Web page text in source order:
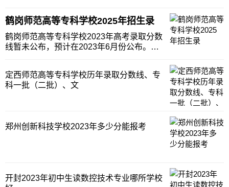
是优秀的学生，只要学校的招生明确了，招
生工作才更顺利。那么，我们来了解下广西
地区普通高录取分数线情况。广西普高录取
分数线
鹤岗师范高等专科学校2025年招生录
鹤岗师范高等专科学校2023年高考录取分数
线暂未公布，预计在2023年6月份公布。招
线情况。 鹤岗师范高等专科学校2023年
分数线表格省份文理科最高分最低分黑
定西师范高等专科学校历年录取分数线、专
科一批（二批）、文
郑州创新科技学校2023年多少分能报考
开封2023年初中生读数控技术专业哪所学校